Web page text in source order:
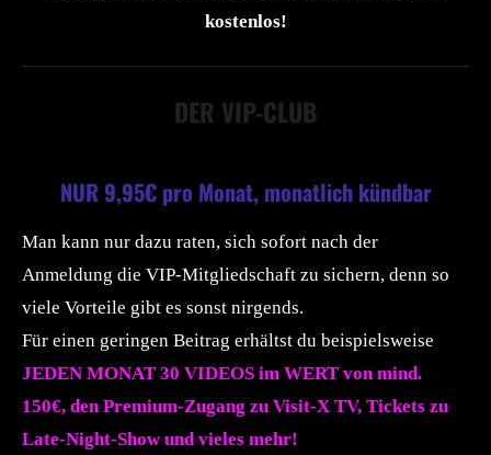
kostenlos!
DER VIP-CLUB
NUR 9,95€ pro Monat, monatlich kündbar
Man kann nur dazu raten, sich sofort nach der
Anmeldung die VIP-Mitgliedschaft zu sichern, denn so
viele Vorteile gibt es sonst nirgends.
Für einen geringen Beitrag erhältst du beispielsweise
JEDEN MONAT 30 VIDEOS im WERT von mind.
150€, den Premium-Zugang zu Visit-X TV, Tickets zu
Late-Night-Show und vieles mehr!